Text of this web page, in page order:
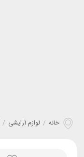
خانه / لوازم آرایشی /